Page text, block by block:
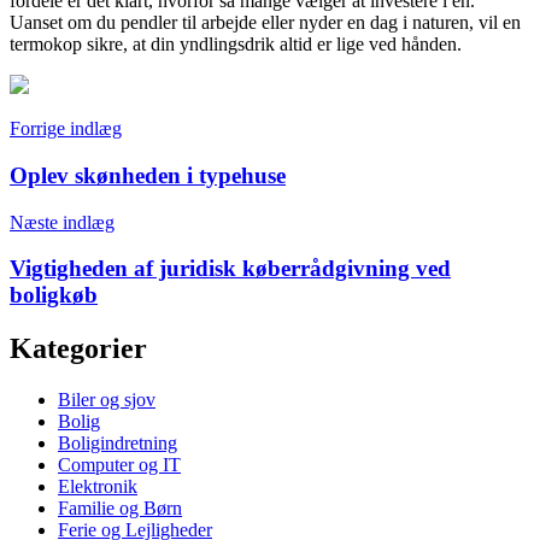
Uanset om du pendler til arbejde eller nyder en dag i naturen, vil en
termokop sikre, at din yndlingsdrik altid er lige ved hånden.
Indlægsnavigation
Forrige indlæg
Oplev skønheden i typehuse
Næste indlæg
Vigtigheden af juridisk køberrådgivning ved
boligkøb
Kategorier
Biler og sjov
Bolig
Boligindretning
Computer og IT
Elektronik
Familie og Børn
Ferie og Lejligheder